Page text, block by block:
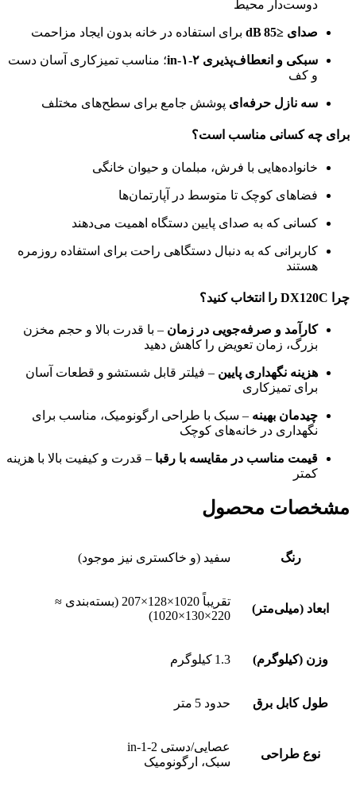
دوست‌دار محیط
صدای ≤85 dB برای استفاده در خانه بدون ایجاد مزاحمت
سبکی و انعطاف‌پذیری ۲‑in‑۱
؛ مناسب تمیزکاری آسان دست
و کف
سه نازل حرفه‌ای پوشش جامع برای سطح‌های مختلف
برای چه کسانی مناسب است؟
خانواده‌هایی با فرش، مبلمان و حیوان خانگی
فضاهای کوچک تا متوسط در آپارتمان‌ها
کسانی که به صدای پایین دستگاه اهمیت می‌دهند
کاربرانی که به دنبال دستگاهی راحت برای استفاده روزمره
هستند
چرا DX120C را انتخاب کنید؟
کارآمد و صرفه‌جویی در زمان – با قدرت بالا و حجم مخزن
بزرگ، زمان تعویض را کاهش دهید
هزینه نگهداری پایین – فیلتر قابل شستشو و قطعات آسان
برای تمیزکاری
چیدمان بهینه – سبک با طراحی ارگونومیک، مناسب برای
نگهداری در خانه‌های کوچک
قیمت مناسب در مقایسه با رقبا – قدرت و کیفیت بالا با هزینه
کمتر
مشخصات محصول
رنگ سفید (و خاکستری نیز موجود)
ابعاد (میلی‌متر)
تقریباً 1020×128×207 (بسته‌بندی ≈
220×130×1020)
وزن (کیلوگرم) 1.3 کیلوگرم
طول کابل برق حدود 5 متر
نوع طراحی
عصایی/دستی 2‑in‑1
سبک، ارگونومیک